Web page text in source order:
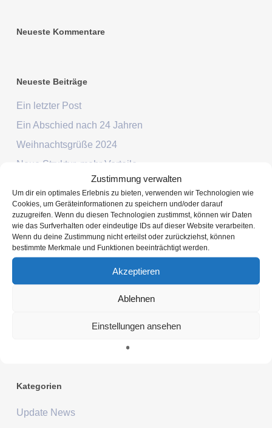
Zustimmung verwalten
Um dir ein optimales Erlebnis zu bieten, verwenden wir Technologien wie
Cookies, um Geräteinformationen zu speichern und/oder darauf
zuzugreifen. Wenn du diesen Technologien zustimmst, können wir Daten
wie das Surfverhalten oder eindeutige IDs auf dieser Website verarbeiten.
Wenn du deine Zustimmung nicht erteilst oder zurückziehst, können
bestimmte Merkmale und Funktionen beeinträchtigt werden.
Akzeptieren
Ablehnen
Einstellungen ansehen
Neueste Kommentare
Neueste Beiträge
Ein letzter Post
Ein Abschied nach 24 Jahren
Weihnachtsgrüße 2024
Neue Struktur, mehr Vorteile
Jahreswechsel 2023/2024
Archiv
Dezember 2025
Kategorien
Update News